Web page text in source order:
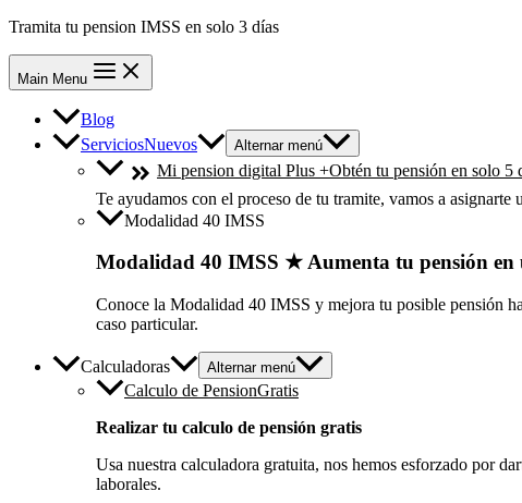
Tramita tu pension IMSS en solo 3 días
Main Menu
Blog
ServiciosNuevos Alternar menú
Mi pension digital Plus +Obtén tu pensión en solo 5
Te ayudamos con el proceso de tu tramite, vamos a
Modalidad 40 IMSS
Modalidad 40 IMSS ★ Aumenta tu pensión en
Conoce la Modalidad 40 IMSS y mejora tu posible pensión
caso particular.
Calculadoras Alternar menú
Calculo de PensionGratis
Realizar tu calculo de pensión gratis
Usa nuestra calculadora gratuita, nos hemos esforzado por
laborales.